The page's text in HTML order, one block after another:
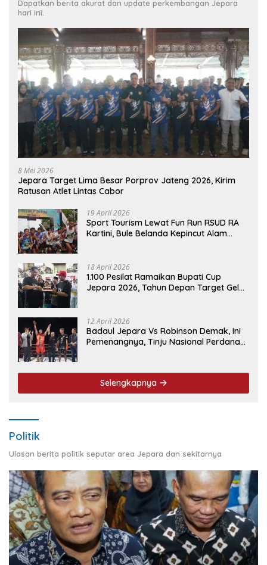
Dapatkan berita akurat dan update perkembangan Jepara
hari ini.
8 Mei 2026
Jepara Target Lima Besar Porprov Jateng 2026, Kirim
Ratusan Atlet Lintas Cabor
19 April 2026
Sport Tourism Lewat Fun Run RSUD RA
Kartini, Bule Belanda Kepincut Alam
18 April 2026
1.100 Pesilat Ramaikan Bupati Cup
Jepara 2026, Tahun Depan Target Gelar
12 April 2026
Badaul Jepara Vs Robinson Demak, Ini
Pemenangnya, Tinju Nasional Perdana
Selengkapnya
Politik
Ulasan berita politik seputar area Jepara dan sekitarnya